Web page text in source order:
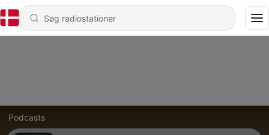
Podcasts